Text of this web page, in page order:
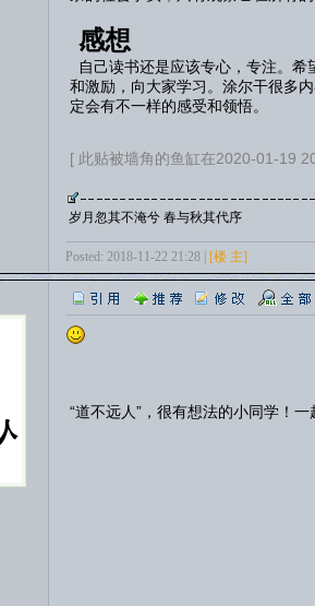
感想
自己读书还是应该专心，专注。希
和激励，向大家学习。涂尔干很多
定会有不一样的感受和领悟。
[ 此贴被墙角的鱼缸在2020-01-19
岁月忽其不淹兮 春与秋其代序
Posted: 2018-11-22 21:28 | [楼 主]
“道不远人”，很有想法的小同学！